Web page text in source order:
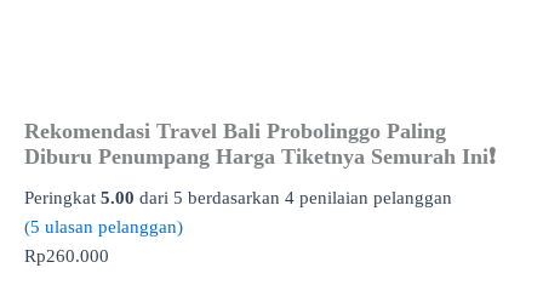
Rekomendasi Travel Bali Probolinggo Paling
Diburu Penumpang Harga Tiketnya Semurah Ini❗
Peringkat 5.00 dari 5 berdasarkan 4 penilaian pelanggan
(5 ulasan pelanggan)
Rp260.000